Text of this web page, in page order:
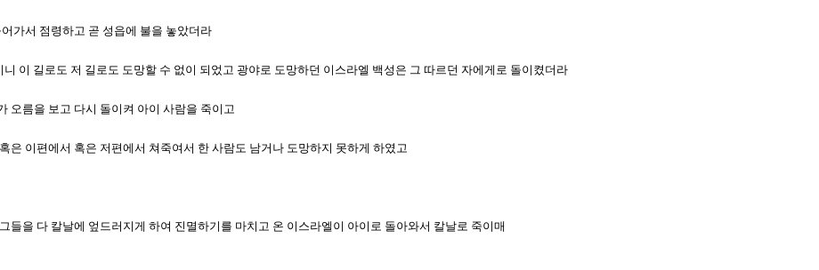
가서 점령하고 곧 성읍에 불을 놓았더라
이 길로도 저 길로도 도망할 수 없이 되었고 광야로 도망하던 이스라엘 백성은 그 따르던 자에게로 돌이켰더라
오름을 보고 다시 돌이켜 아이 사람을 죽이고
이편에서 혹은 저편에서 쳐죽여서 한 사람도 남거나 도망하지 못하게 하였고
을 다 칼날에 엎드러지게 하여 진멸하기를 마치고 온 이스라엘이 아이로 돌아와서 칼날로 죽이매